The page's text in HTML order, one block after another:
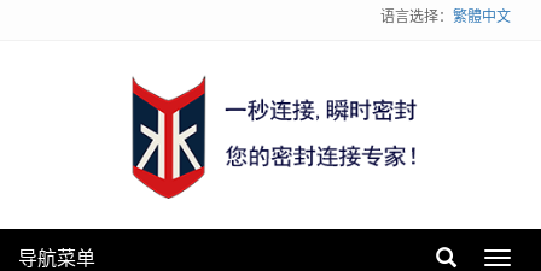
语言选择： 繁體中文
导航菜单